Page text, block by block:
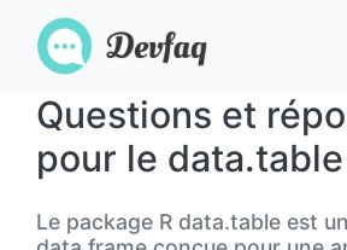
Questions et
pour le
Le package R data.table est